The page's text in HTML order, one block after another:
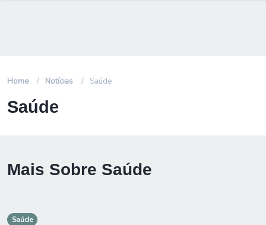
Home Notícias Saúde
Saúde
Mais Sobre Saúde
Saúde